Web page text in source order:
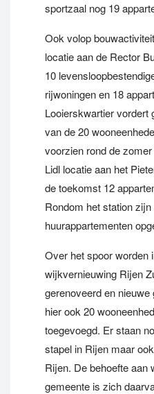
sportzaal nog 19
Ook volop
locatie aan de Rector
10
rijwoningen en 18
Looierskwartier vordert
van de 20
voorzien rond de
Lidl locatie aan het
de toekomst 12
Rondom het station
huurappartementen
Over het spoor worden
wijkvernieuwing Rijen
gerenoveerd en
hier ook 20
toegevoegd. Er staan
stapel in Rijen maar
Rijen. De behoefte aan
gemeente is zich